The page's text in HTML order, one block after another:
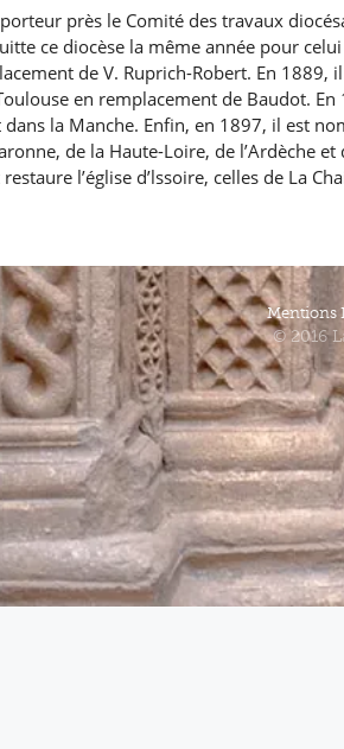
près le Comité des travaux
ce diocèse la même année pour
de V. Ruprich-Robert. En
en remplacement de Baudot.
la Manche. Enfin, en 1897, il est
de la Haute-Loire, de l’Ardèche
l’église d’lssoire, celles de La
Mentions
© 2016